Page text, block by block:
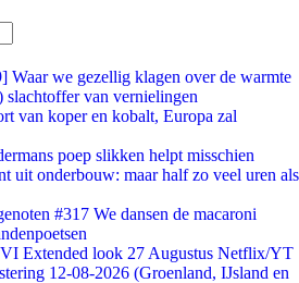
Waar we gezellig klagen over de warmte
slachtoffer van vernielingen
van koper en kobalt, Europa zal
poep slikken helpt misschien
uit onderbouw: maar half zo veel uren als
#317 We dansen de macaroni
Extended look 27 Augustus Netflix/YT
12-08-2026 (Groenland, IJsland en